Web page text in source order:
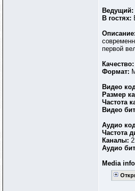
Ведущий:
В гостях:
Описание:
первой
Качество:
Формат:
Видео
Размер
Частота
Видео
Аудио
Частота
Каналы:
Аудио
Media